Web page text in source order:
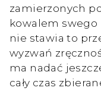
zamierzonych
kowalem
nie stawia to
wyzwań
ma nadać
cały czas